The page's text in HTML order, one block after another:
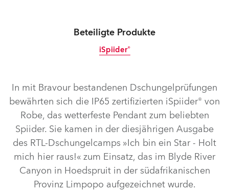
Beteiligte Produkte
iSpiider®
In mit Bravour bestandenen Dschungelprüfungen
bewährten sich die IP65 zertifizierten iSpiider® von
Robe, das wetterfeste Pendant zum beliebten
Spiider. Sie kamen in der diesjährigen Ausgabe
des RTL-Dschungelcamps »Ich bin ein Star - Holt
mich hier raus!« zum Einsatz, das im Blyde River
Canyon in Hoedspruit in der südafrikanischen
Provinz Limpopo aufgezeichnet wurde.